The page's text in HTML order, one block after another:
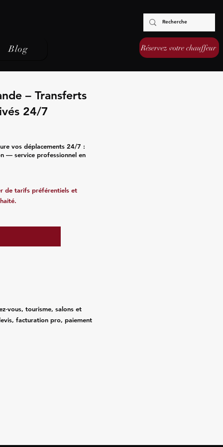
Blog Réservez votre chauffeur
– Transferts
24/7
vos déplacements 24/7 :
— service professionnel en
de tarifs préférentiels et
tourisme, salons et
facturation pro, paiement